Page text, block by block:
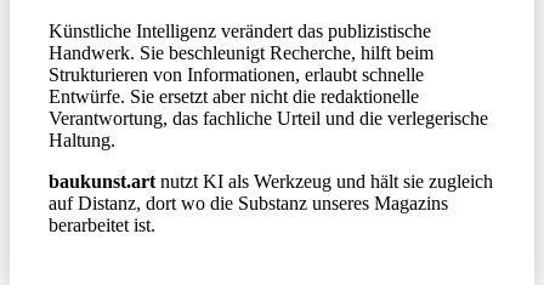
Künstliche Intelligenz verändert das publizistische
Handwerk. Sie beschleunigt Recherche, hilft beim
Strukturieren von Informationen, erlaubt schnelle
Entwürfe. Sie ersetzt aber nicht die redaktionelle
Verantwortung, das fachliche Urteil und die verlegerische
Haltung.
baukunst.art nutzt KI als Werkzeug und hält sie zugleich
auf Distanz, dort wo die Substanz unseres Magazins
berarbeitet ist.